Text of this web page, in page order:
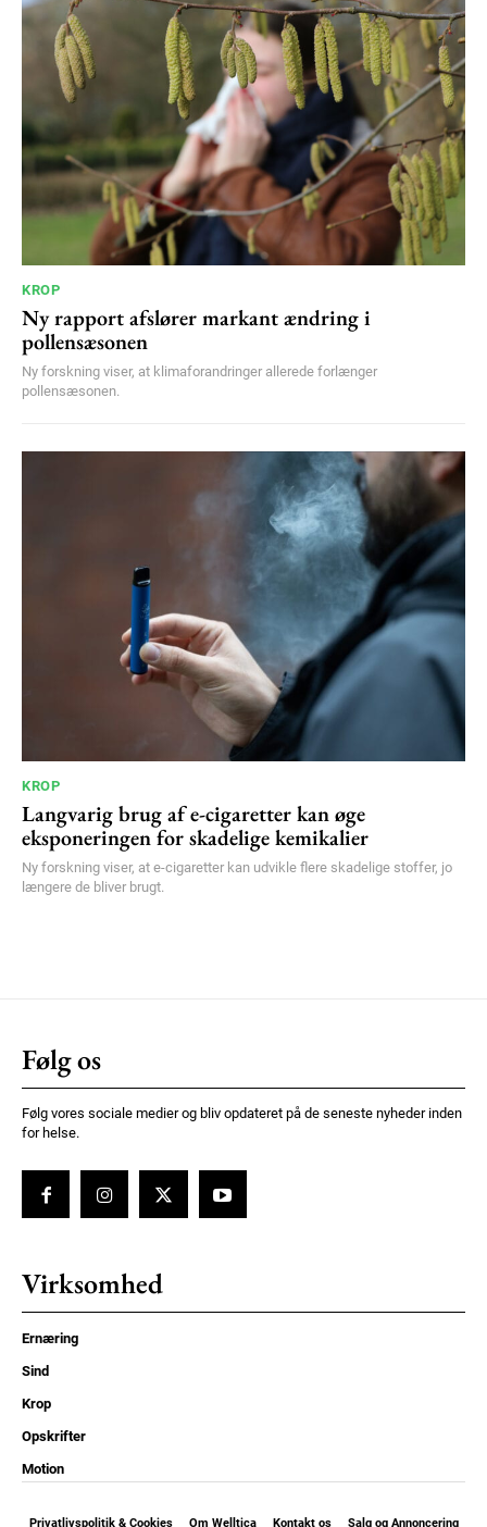
KROP
Ny rapport afslører markant ændring i
pollensæsonen
Ny forskning viser, at klimaforandringer allerede forlænger
pollensæsonen.
KROP
Langvarig brug af e-cigaretter kan øge
eksponeringen for skadelige kemikalier
Ny forskning viser, at e-cigaretter kan udvikle flere skadelige stoffer, jo
længere de bliver brugt.
Følg os
Følg vores sociale medier og bliv opdateret på de seneste nyheder inden
for helse.
Virksomhed
Ernæring
Sind
Krop
Opskrifter
Motion
Privatlivspolitik & Cookies Om Welltica Kontakt os Salg og Annoncering